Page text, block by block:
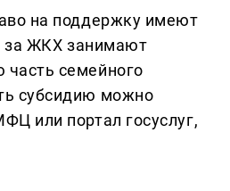
на поддержку имеют
за ЖКХ занимают
семейного
субсидию можно
или портал госуслуг,